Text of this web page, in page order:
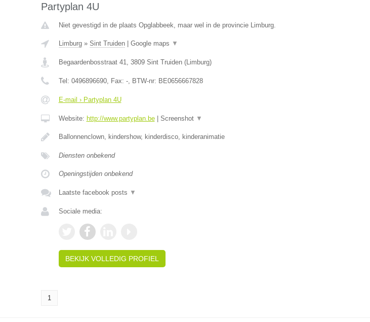
Partyplan 4U
Niet gevestigd in de plaats Opglabbeek, maar wel in de provincie Limburg.
Limburg» Sint Truiden| Google maps ▼
Begaardenbosstraat 41, 3809 Sint Truiden(Limburg)
Tel: 0496896690, Fax: -, BTW-nr: BE0656667828
E-mail › Partyplan 4U
Website: http://www.partyplan.be| Screenshot ▼
Ballonnenclown, kindershow, kinderdisco, kinderanimatie
Diensten onbekend
Openingstijden onbekend
Laatste facebook posts ▼
Sociale media:
BEKIJK VOLLEDIG PROFIEL
1